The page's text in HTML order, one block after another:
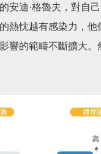
安迪·格魯夫，對自
熱忱越有感染力，
響的範疇不斷擴大。